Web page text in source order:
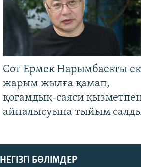
Сот Ермек Нарымбаевты
жарым жылға қамап,
қоғамдық-саяси
айналысуына тыйым
НЕГІЗГІ БӨЛІМДЕР